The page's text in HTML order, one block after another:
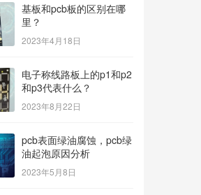
基板和pcb板的区别在哪
里？
2023年4月18日
电子称线路板上的p1和p2
和p3代表什么？
2023年8月22日
pcb表面绿油腐蚀，pcb绿
油起泡原因分析
2023年5月8日